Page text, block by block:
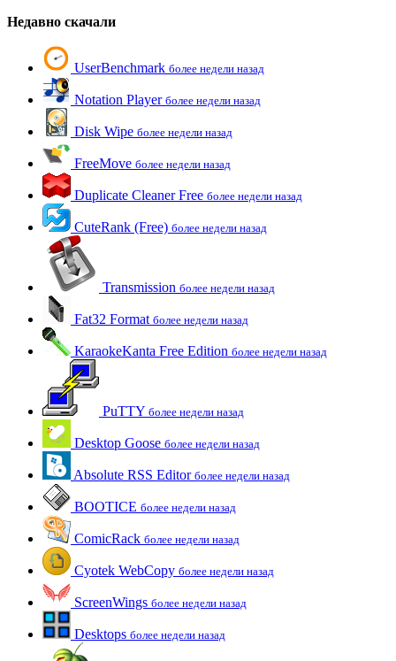
Недавно скачали
UserBenchmark более недели назад
Notation Player более недели назад
Disk Wipe более недели назад
FreeMove более недели назад
Duplicate Cleaner Free более недели назад
CuteRank (Free) более недели назад
Transmission более недели назад
Fat32 Format более недели назад
KaraokeKanta Free Edition более недели назад
PuTTY более недели назад
Desktop Goose более недели назад
Absolute RSS Editor более недели назад
BOOTICE более недели назад
ComicRack более недели назад
Cyotek WebCopy более недели назад
ScreenWings более недели назад
Desktops более недели назад